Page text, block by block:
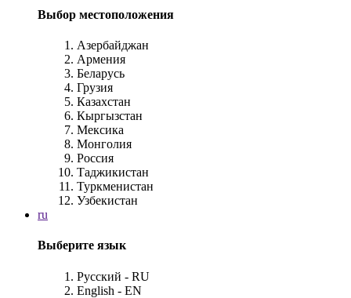
Выбор местоположения
Азербайджан
Армения
Беларусь
Грузия
Казахстан
Кыргызстан
Мексика
Монголия
Россия
Таджикистан
Туркменистан
Узбекистан
ru
Выберите язык
Русский - RU
English - EN